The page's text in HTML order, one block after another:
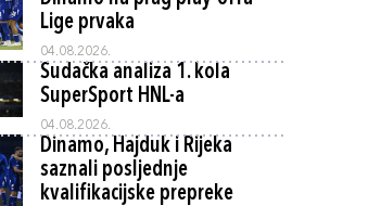
Lige prvaka
04.08.2026.
Sudačka analiza 1. kola
SuperSport HNL-a
04.08.2026.
Dinamo, Hajduk i Rijeka
saznali posljednje
kvalifikacijske prepreke